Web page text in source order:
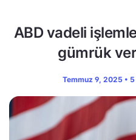
ABD vadeli
gümrük
Temmuz 9, 2025 •